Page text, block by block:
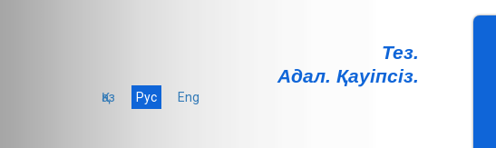
Тез.
Адал. Қауiпсiз.
Қаз Рус Eng